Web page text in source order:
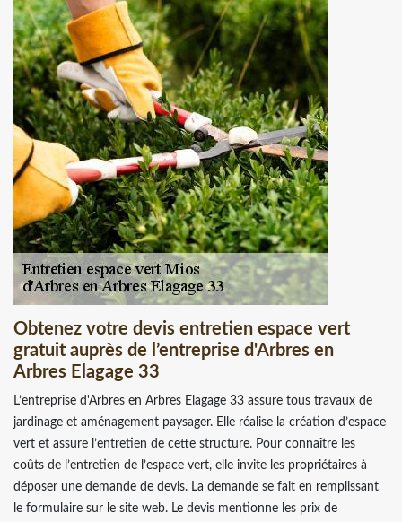
Obtenez votre devis entretien espace vert
gratuit auprès de l’entreprise d'Arbres en
Arbres Elagage 33
L’entreprise d'Arbres en Arbres Elagage 33 assure tous travaux de
jardinage et aménagement paysager. Elle réalise la création d’espace
vert et assure l’entretien de cette structure. Pour connaître les
coûts de l’entretien de l’espace vert, elle invite les propriétaires à
déposer une demande de devis. La demande se fait en remplissant
le formulaire sur le site web. Le devis mentionne les prix de